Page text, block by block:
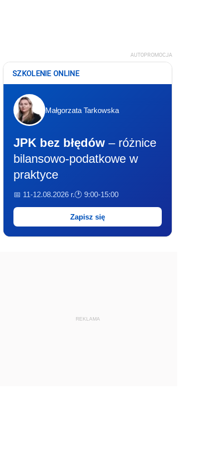
AUTOPROMOCJA
SZKOLENIE ONLINE
Małgorzata Tarkowska
JPK bez błędów – różnice
bilansowo-podatkowe w
praktyce
📅 11-12.08.2026 r.🕐 9:00-15:00
Zapisz się
REKLAMA